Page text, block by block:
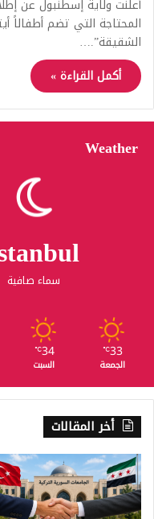
أعلنت ولاية إسطنبول عن
المحتاجة التي تضم أطفالاً
الشقيقة”.…
أكمل القراءة »
Weather
سماء صافية
33
℃
الجمعة
34
℃
السبت
أخر المقالات